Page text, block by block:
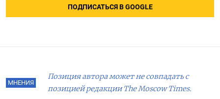
ПОДПИСАТЬСЯ В GOOGLE
МНЕНИЯ
Позиция автора может не совпадать с
позицией редакции The Moscow Times.